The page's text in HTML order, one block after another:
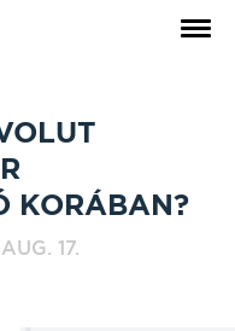
KORÁBAN?
17.